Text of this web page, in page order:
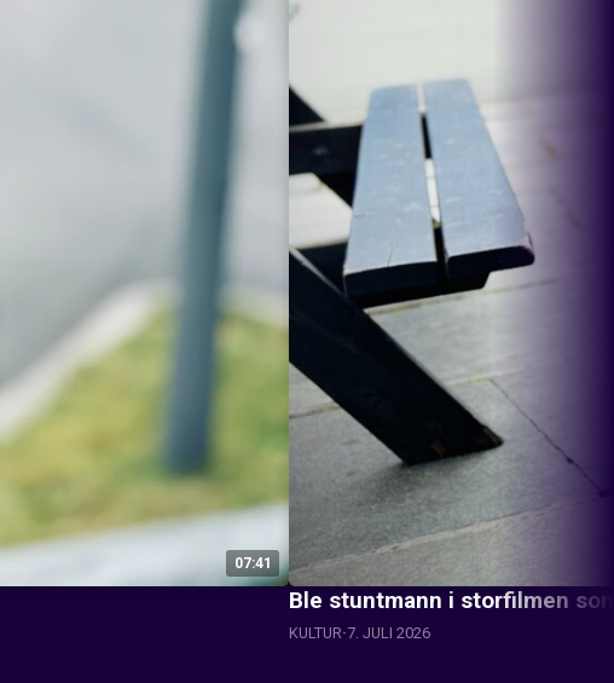
07:41
Ble stuntmann i storfilmen
KULTUR 7. JULI 2026